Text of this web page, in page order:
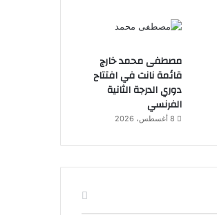
مصطفى محمد خارج
قائمة نانت في افتتاح
دوري الدرجة الثانية
الفرنسي
8 أغسطس، 2026